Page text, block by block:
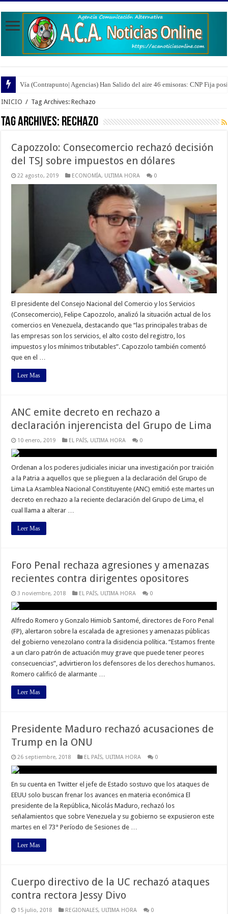
Vía (Contrapunto| Agencias) Han Salido del aire 46 emisoras: CNP Fija
INICIO / Tag Archives: Rechazo
Tag Archives: Rechazo
Capozzolo: Consecomercio rechazó decisión
del TSJ sobre impuestos en dólares
22 agosto, 2019 ECONOMÍA, ULTIMA HORA 0
El presidente del Consejo Nacional del Comercio y los Servicios
(Consecomercio), Felipe Capozzolo, analizó la situación actual de los
comercios en Venezuela, destacando que “las principales trabas de
las empresas son los servicios, el alto costo del registro, los
impuestos y los mínimos tributables”. Capozzolo también comentó
que en el …
Leer Mas
ANC emite decreto en rechazo a
declaración injerencista del Grupo de Lima
10 enero, 2019 EL PAÍS, ULTIMA HORA 0
Ordenan a los poderes judiciales iniciar una investigación por traición
a la Patria a aquellos que se plieguen a la declaración del Grupo de
Lima La Asamblea Nacional Constituyente (ANC) emitió este martes un
decreto en rechazo a la reciente declaración del Grupo de Lima, el
cual llama a alterar …
Leer Mas
Foro Penal rechaza agresiones y amenazas
recientes contra dirigentes opositores
3 noviembre, 2018 EL PAÍS, ULTIMA HORA 0
Alfredo Romero y Gonzalo Himiob Santomé, directores de Foro Penal
(FP), alertaron sobre la escalada de agresiones y amenazas públicas
del gobierno venezolano contra la disidencia política. “Estamos frente
a un claro patrón de actuación muy grave que puede tener peores
consecuencias”, advirtieron los defensores de los derechos humanos.
Romero calificó de alarmante …
Leer Mas
Presidente Maduro rechazó acusaciones de
Trump en la ONU
26 septiembre, 2018 EL PAÍS, ULTIMA HORA 0
En su cuenta en Twitter el jefe de Estado sostuvo que los ataques de
EEUU solo buscan frenar los avances en materia económica El
presidente de la República, Nicolás Maduro, rechazó los
señalamientos que sobre Venezuela y su gobierno se expusieron este
martes en el 73° Período de Sesiones de …
Leer Mas
Cuerpo directivo de la UC rechazó ataques
contra rectora Jessy Divo
15 julio, 2018 REGIONALES, ULTIMA HORA 0